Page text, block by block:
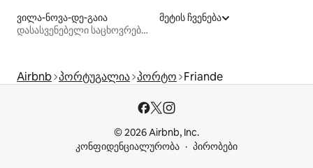
ვილა-ნოვა-დე-გაია
დასასვენებელი საცხოვრებლები
მეტის ჩვენება
Airbnb პორტუგალია პორტო Friande
© 2026 Airbnb, Inc.
კონფიდენციალურობა
პირობები